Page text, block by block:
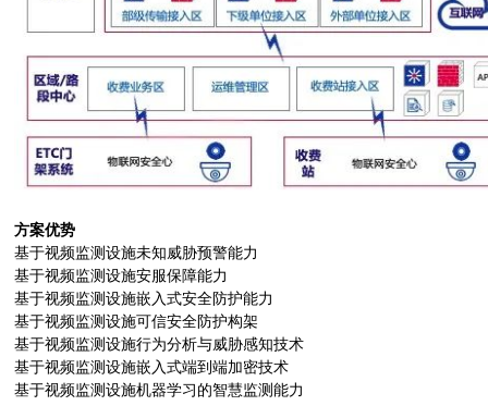
方案优势
基于视频监测设施未知威胁预警能力
基于视频监测设施安服保障能力
基于视频监测设施嵌入式安全防护能力
基于视频监测设施可信安全防护构架
基于视频监测设施行为分析与威胁感知技术
基于视频监测设施嵌入式端到端加密技术
基于视频监测设施机器学习的智慧监测能力